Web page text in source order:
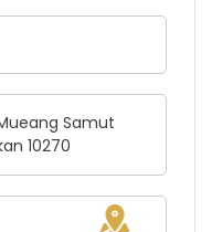
Samut
10270